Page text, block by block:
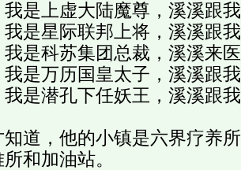
是上虚大陆魔尊，溪溪跟
我是星际联邦上将，溪溪跟
是科苏集团总裁，溪溪来
是万历国皇太子，溪溪跟
是潜孔下任妖王，溪溪跟
知道，他的小镇是六界疗养
和加油站。